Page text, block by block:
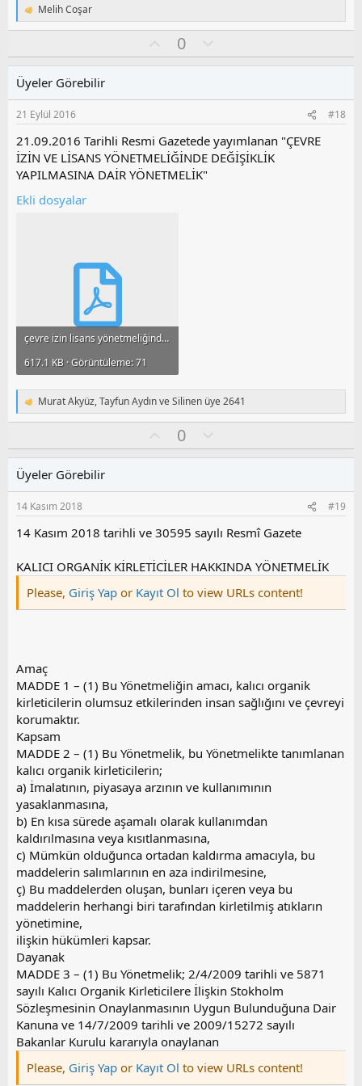
T
e
i
l
e
r
:
Melih Coşar
y
0
l
s
u
z
o
Üyeler Görebilir
21 Eylül 2016 #18
21.09.2016 Tarihli Resmi Gazetede yayımlanan "ÇEVRE
İZİN VE LİSANS YÖNETMELİĞİNDE DEĞİŞİKLİK
YAPILMASINA DAİR YÖNETMELİK"
Ekli dosyalar
çevre izin lisans yönetmeliğinde değişiklik.pdf
617.1 KB · Görüntüleme: 71
T
e
i
l
e
r
:
Murat Akyüz,Tayfun AydınveSilinen üye 2641
y
0
l
s
u
z
y
l
a
Üyeler Görebilir
14 Kasım 2018 #19
14 Kasım 2018 tarihli ve 30595 sayılı Resmî Gazete
KALICI ORGANİK KİRLETİCİLER HAKKINDA YÖNETMELİK
Please, Giriş Yap or Kayıt Ol to view URLs content!
Amaç
MADDE 1 – (1) Bu Yönetmeliğin amacı, kalıcı organik
kirleticilerin olumsuz etkilerinden insan sağlığını ve çevreyi
korumaktır.
Kapsam
MADDE 2 – (1) Bu Yönetmelik, bu Yönetmelikte tanımlanan
kalıcı organik kirleticilerin;
a) İmalatının, piyasaya arzının ve kullanımının
yasaklanmasına,
b) En kısa sürede aşamalı olarak kullanımdan
kaldırılmasına veya kısıtlanmasına,
c) Mümkün olduğunca ortadan kaldırma amacıyla, bu
maddelerin salımlarının en aza indirilmesine,
ç) Bu maddelerden oluşan, bunları içeren veya bu
maddelerin herhangi biri tarafından kirletilmiş atıkların
yönetimine,
ilişkin hükümleri kapsar.
Dayanak
MADDE 3 – (1) Bu Yönetmelik; 2/4/2009 tarihli ve 5871
sayılı Kalıcı Organik Kirleticilere İlişkin Stokholm
Sözleşmesinin Onaylanmasının Uygun Bulunduğuna Dair
Kanuna ve 14/7/2009 tarihli ve 2009/15272 sayılı
Bakanlar Kurulu kararıyla onaylanan
Please, Giriş Yap or Kayıt Ol to view URLs content!